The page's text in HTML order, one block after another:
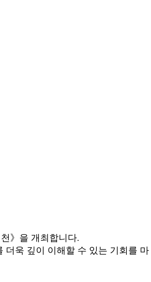
》을 개최합니다.
더욱 깊이 이해할 수 있는 기회를 마